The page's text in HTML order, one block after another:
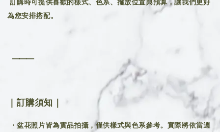
訂購時可提供喜歡的樣式、色系、擺放位置與預算，讓我們更好
為您安排搭配。
⸻
｜訂購須知｜
・盆花照片皆為實品拍攝，僅供樣式與色系參考。實際將依當週